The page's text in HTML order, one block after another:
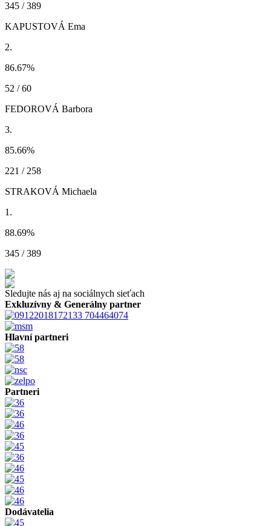
345 / 389
KAPUSTOVÁ Ema
2.
86.67%
52 / 60
FEDOROVÁ Barbora
3.
85.66%
221 / 258
STRAKOVÁ Michaela
1.
88.69%
345 / 389
Sledujte nás aj na sociálnych sieťach
Exkluzívny & Generálny partner
Hlavní partneri
Partneri
Dodávatelia